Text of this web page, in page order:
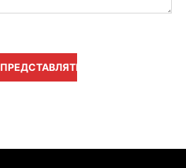
ПРЕДСТАВЛЯТЬ НА